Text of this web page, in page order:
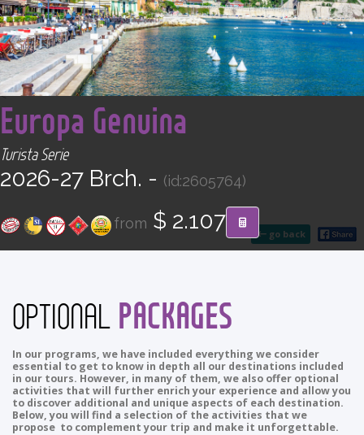
FEATURED
ABOUT US
CONTACT
go back
<
Europa Genuina
Turista Serie
2026-27 Brch. - (id:2605764)
from $ 2.107
OPTIONAL PACKAGES
In our programs, we have included everything we consider
essential to get to know in depth all our destinations included
in our tours. However, in many of them, we also offer optional
activities that will further enrich your experience and allow you
to discover additional and unique aspects of each destination.
Below, you will find a selection of the activities that we
propose to complement your trip and make it unforgettable.